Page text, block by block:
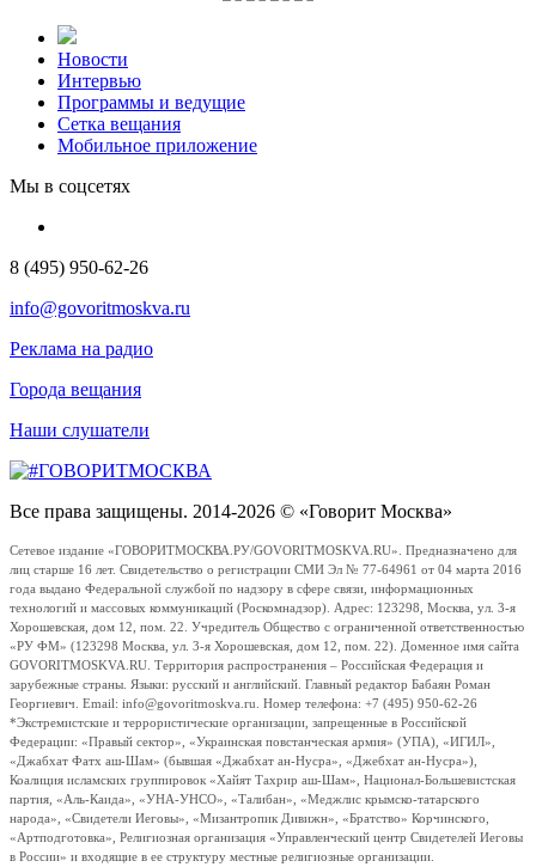
Новости
Интервью
Программы и ведущие
Сетка вещания
Мобильное приложение
Мы в соцсетях
8 (495) 950-62-26
info@govoritmoskva.ru
Реклама на радио
Города вещания
Наши слушатели
Все права защищены. 2014-2026 © «Говорит Москва»
Сетевое издание «ГОВОРИТМОСКВА.РУ/GOVORITMOSKVA.RU». Предназначено для
лиц старше 16 лет. Свидетельство о регистрации СМИ Эл № 77-64961 от 04 марта 2016
года выдано Федеральной службой по надзору в сфере связи, информационных
технологий и массовых коммуникаций (Роскомнадзор). Адрес: 123298, Москва, ул. 3-я
Хорошевская, дом 12, пом. 22. Учредитель Общество с ограниченной ответственностью
«РУ ФМ» (123298 Москва, ул. 3-я Хорошевская, дом 12, пом. 22). Доменное имя сайта
GOVORITMOSKVA.RU. Территория распространения – Российская Федерация и
зарубежные страны. Языки: русский и английский. Главный редактор Бабаян Роман
Георгиевич. Email: info@govoritmoskva.ru. Номер телефона: +7 (495) 950-62-26
*Экстремистские и террористические организации, запрещенные в Российской
Федерации: «Правый сектор», «Украинская повстанческая армия» (УПА), «ИГИЛ»,
«Джабхат Фатх аш-Шам» (бывшая «Джабхат ан-Нусра», «Джебхат ан-Нусра»),
Коалиция исламских группировок «Хайят Тахрир аш-Шам», Национал-Большевистская
партия, «Аль-Каида», «УНА-УНСО», «Талибан», «Меджлис крымско-татарского
народа», «Свидетели Иеговы», «Мизантропик Дивижн», «Братство» Корчинского,
«Артподготовка», Религиозная организация «Управленческий центр Свидетелей Иеговы
в России» и входящие в ее структуру местные религиозные организации.